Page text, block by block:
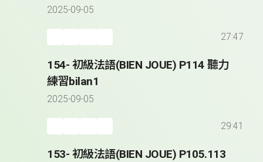
2025-09-05
27:47
154- 初級法語(BIEN JOUE) P114 聽力
練習bilan1
2025-09-05
29:41
153- 初級法語(BIEN JOUE) P105.113